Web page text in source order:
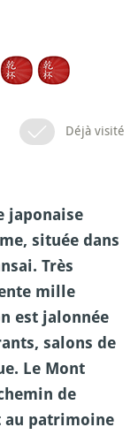
Déjà visité
japonaise
située dans
Très
mille
est jalonnée
salons de
Le Mont
de
au patrimoine